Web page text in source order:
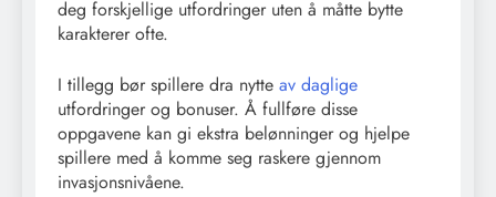
deg forskjellige utfordringer uten å måtte bytte
karakterer ofte.
I tillegg bør spillere dra nytte av daglige
utfordringer og bonuser. Å fullføre disse
oppgavene kan gi ekstra belønninger og hjelpe
spillere med å komme seg raskere gjennom
invasjonsnivåene.